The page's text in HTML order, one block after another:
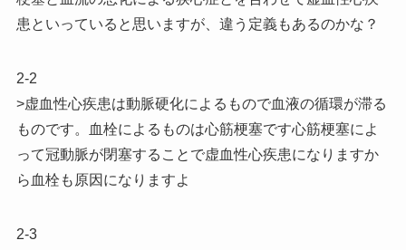
患といっていると思いますが、違う定義もあるのかな？
2-2
>虚血性心疾患は動脈硬化によるもので血液の循環が滞る
ものです。血栓によるものは心筋梗塞です心筋梗塞によ
って冠動脈が閉塞することで虚血性心疾患になりますか
ら血栓も原因になりますよ
2-3